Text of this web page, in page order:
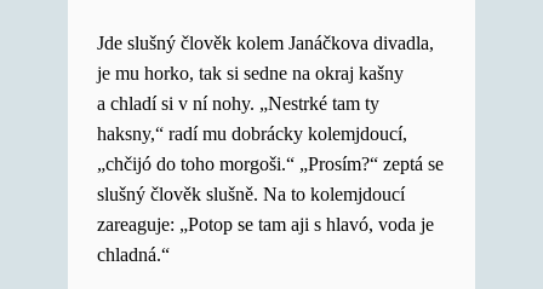
Jde slušný člověk kolem Janáčkova divadla,
je mu horko, tak si sedne na okraj kašny
a chladí si v ní nohy. „Nestrké tam ty
haksny,“ radí mu dobrácky kolemjdoucí,
„chčijó do toho morgoši.“ „Prosím?“ zeptá se
slušný člověk slušně. Na to kolemjdoucí
zareaguje: „Potop se tam aji s hlavó, voda je
chladná.“